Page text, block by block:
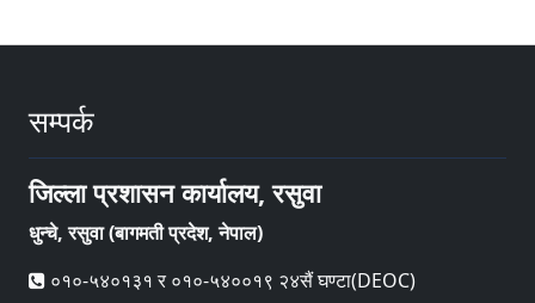
सम्पर्क
जिल्ला प्रशासन कार्यालय, रसुवा
धुन्चे, रसुवा (बागमती प्रदेश, नेपाल)
०१०-५४०१३१ र ०१०-५४००१९ २४सैं घण्टा(DEOC)